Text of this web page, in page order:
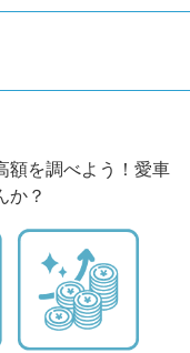
額を調べよう！愛車
か？